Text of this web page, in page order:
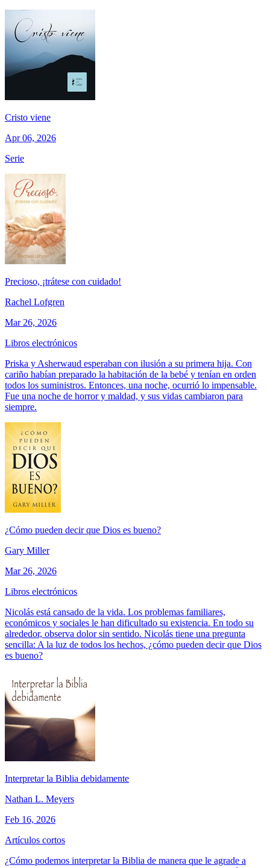
Cristo viene
Apr 06, 2026
Serie
Precioso, ¡trátese con cuidado!
Rachel Lofgren
Mar 26, 2026
Libros electrónicos
Priska y Asherwaud esperaban con ilusión a su primera hija. Con
cariño habían preparado la habitación de la bebé y tenían en orden
todos los suministros. Entonces, una noche, ocurrió lo impensable.
Fue una noche de horror y maldad, y sus vidas cambiaron para
siempre.
¿Cómo pueden decir que Dios es bueno?
Gary Miller
Mar 26, 2026
Libros electrónicos
Nicolás está cansado de la vida. Los problemas familiares,
económicos y sociales le han dificultado su existencia. En todo su
alrededor, observa dolor sin sentido. Nicolás tiene una pregunta
sencilla: A la luz de todos los hechos, ¿cómo pueden decir que Dios
es bueno?
Interpretar la Biblia debidamente
Nathan L. Meyers
Feb 16, 2026
Artículos cortos
¿Cómo podemos interpretar la Biblia de manera que le agrade a